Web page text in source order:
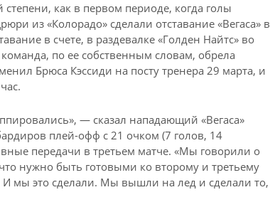
как в первом периоде, когда голы
из «Колорадо» сделали отставание «Вегаса» в
в счете, в раздевалке «Голден Найтс» во
по ее собственным словам, обрела
Брюса Кэссиди на посту тренера 29 марта, и
— сказал нападающий «Вегаса»
плей-офф с 21 очком (7 голов, 14
передачи в третьем матче. «Мы говорили о
нужно быть готовыми ко второму и третьему
мы это сделали. Мы вышли на лед и сделали то,